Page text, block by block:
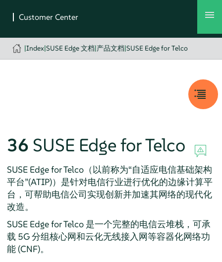
|Index|SUSE Edge 文档|产品文档|SUSE Edge for Telco
36 SUSE Edge for Telco
SUSE Edge for Telco（以前称为“自适应电信基础架构
平台”(ATIP)）是针对电信行业进行优化的边缘计算平
台，可帮助电信公司实现创新并加速其网络的现代化
改造。
SUSE Edge for Telco 是一个完整的电信云堆栈，可承
载 5G 分组核心网和云化无线接入网等容器化网络功
能 (CNF)。